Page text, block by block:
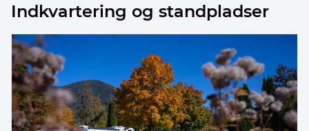
Indkvartering og standpladser